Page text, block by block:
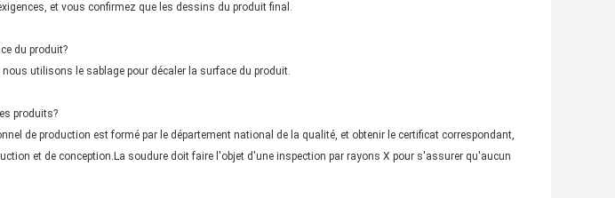
et vous confirmez que les dessins du produit final.
du produit?
utilisons le sablage pour décaler la surface du produit.
produits?
de production est formé par le département national de la qualité, et obtenir le certificat correspondant,
et de conception.La soudure doit faire l'objet d'une inspection par rayons X pour s'assurer qu'aucun